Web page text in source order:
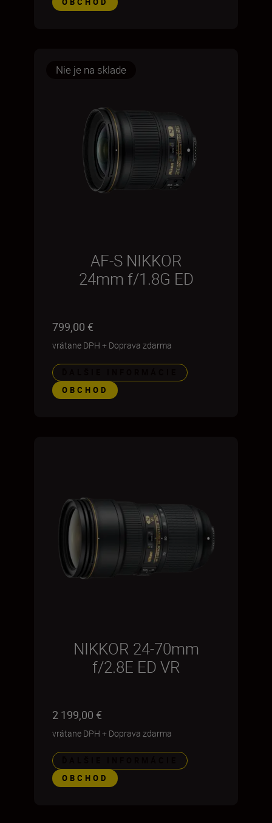
Nie je na sklade
AF-S NIKKOR
24mm f/1.8G ED
799,00 €
vrátane DPH + Doprava zdarma
OBCHOD
NIKKOR 24-70mm
f/2.8E ED VR
2 199,00 €
vrátane DPH + Doprava zdarma
OBCHOD